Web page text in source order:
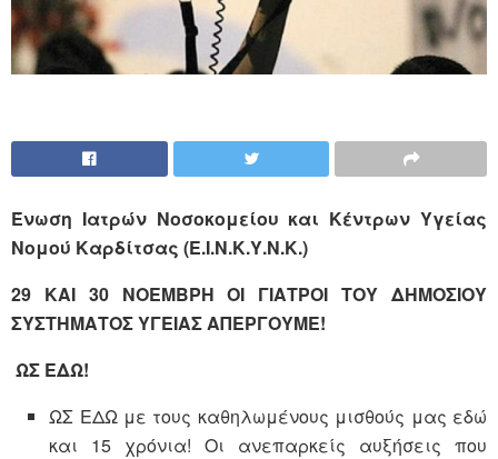
Ένωση Ιατρών Νοσοκομείου και Κέντρων Υγείας
Νομού Καρδίτσας (Ε.Ι.Ν.Κ.Υ.Ν.Κ.)
29 ΚΑΙ 30 ΝΟΕΜΒΡΗ ΟΙ ΓΙΑΤΡΟΙ ΤΟΥ ΔΗΜΟΣΙΟΥ
ΣΥΣΤΗΜΑΤΟΣ ΥΓΕΙΑΣ ΑΠΕΡΓΟΥΜΕ!
ΩΣ ΕΔΩ!
ΩΣ ΕΔΩ με τους καθηλωμένους μισθούς μας εδώ
και 15 χρόνια! Οι ανεπαρκείς αυξήσεις που